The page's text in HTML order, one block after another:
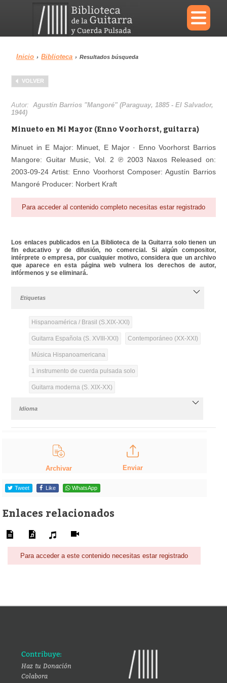
×
Menu
Biblioteca Diccionario
Área personal Reproductor
Inicio › Biblioteca › Resultados búsqueda
VOLVER
Autor:Agustín Barrios "Mangoré" (Paraguay, 1885 - El Salvador,
1944)
Minueto en Mi Mayor (Enno Voorhorst, guitarra)
Minuet in E Major: Minuet, E Major · Enno Voorhorst Barrios
Mangore: Guitar Music, Vol. 2 ℗ 2003 Naxos Released on:
2003-09-24 Artist: Enno Voorhorst Composer: Agustín Barrios
Mangoré Producer: Norbert Kraft
Para acceder al contenido completo necesitas estar registrado
Los enlaces publicados en La Biblioteca de la Guitarra solo tienen un
fin educativo y de difusión, no comercial. Si algún compositor,
intérprete o empresa, por cualquier motivo, considera que un archivo
que aparece en esta página web vulnera los derechos de autor,
infórmenos y se eliminará.
Etiquetas
Hispanoamérica / Brasil (S.XIX-XXI)
Guitarra Española (S. XVIII-XXI) Contemporáneo (XX-XXI)
Música Hispanoamericana
1 instrumento de cuerda pulsada solo
Guitarra moderna (S. XIX-XX)
Idioma
Archivar Enviar
Tweet Like WhatsApp
Enlaces relacionados
Para acceder a este contenido necesitas estar registrado
Contribuye:
Haz tu Donación
Colabora